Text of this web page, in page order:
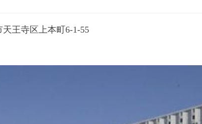
王寺区上本町6-1-55